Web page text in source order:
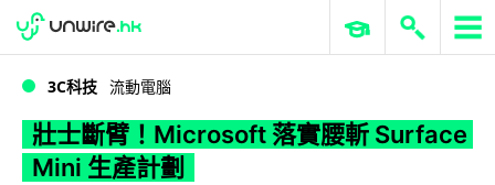
WWDC 2026 ERP 與商業 AI
3C科技 流動電腦
壯士斷臂！Microsoft 落實腰斬 Surface
Mini 生產計劃